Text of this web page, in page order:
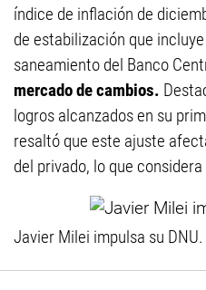
índice de inflación de
de estabilización que
saneamiento del Banco
mercado de cambios.
logros alcanzados en su
resaltó que este ajuste
del privado, lo que
Javier Milei impulsa su DNU.